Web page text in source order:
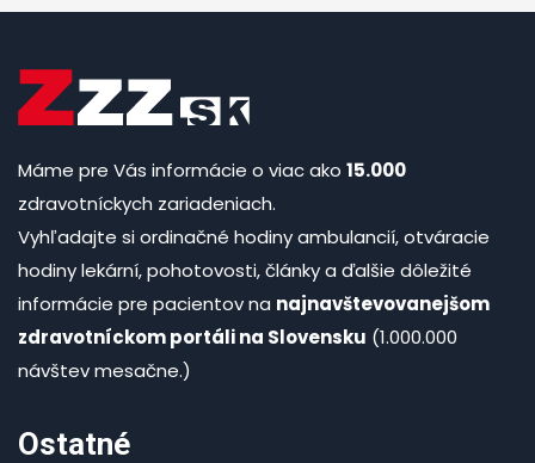
Máme pre Vás informácie o viac ako 15.000
zdravotníckych zariadeniach.
Vyhľadajte si ordinačné hodiny ambulancií, otváracie
hodiny lekární, pohotovosti, články a ďalšie dôležité
informácie pre pacientov na najnavštevovanejšom
zdravotníckom portáli na Slovensku (1.000.000
návštev mesačne.)
Ostatné